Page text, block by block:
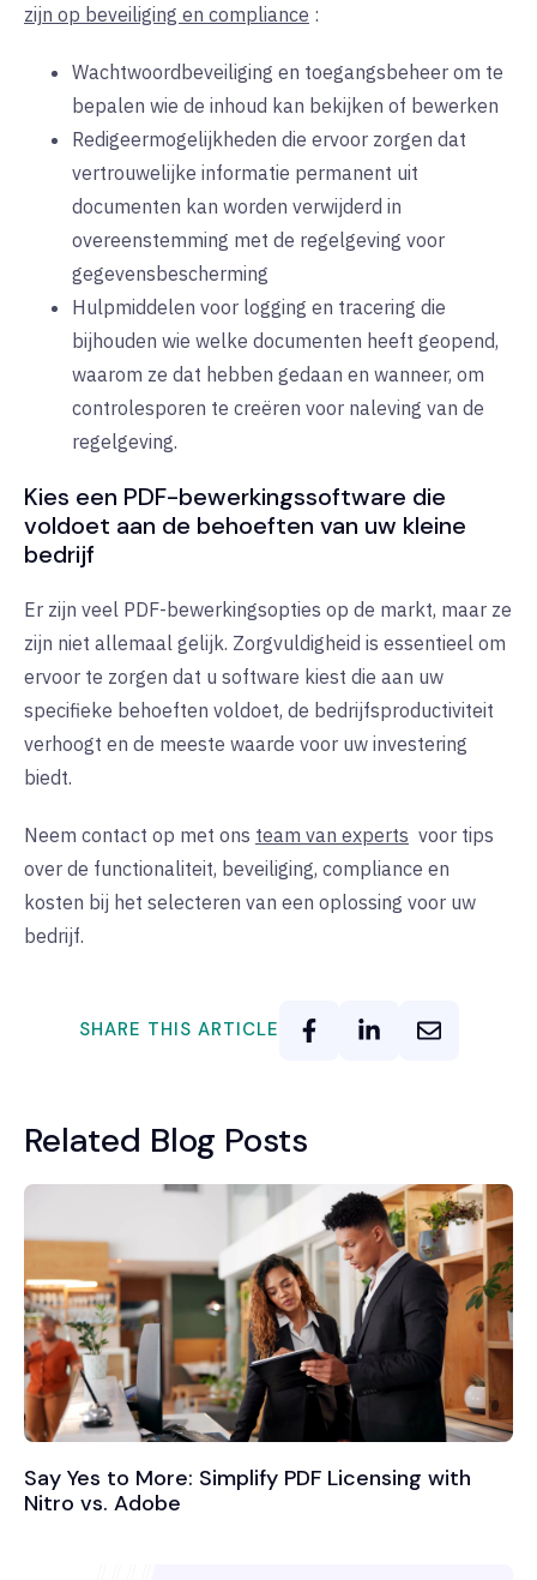
zijn op beveiliging en compliance :
Wachtwoordbeveiliging en toegangsbeheer om te
bepalen wie de inhoud kan bekijken of bewerken
Redigeermogelijkheden die ervoor zorgen dat
vertrouwelijke informatie permanent uit
documenten kan worden verwijderd in
overeenstemming met de regelgeving voor
gegevensbescherming
Hulpmiddelen voor logging en tracering die
bijhouden wie welke documenten heeft geopend,
waarom ze dat hebben gedaan en wanneer, om
controlesporen te creëren voor naleving van de
regelgeving.
Kies een PDF-bewerkingssoftware die
voldoet aan de behoeften van uw kleine
bedrijf
Er zijn veel PDF-bewerkingsopties op de markt, maar ze
zijn niet allemaal gelijk. Zorgvuldigheid is essentieel om
ervoor te zorgen dat u software kiest die aan uw
specifieke behoeften voldoet, de bedrijfsproductiviteit
verhoogt en de meeste waarde voor uw investering
biedt.
Neem contact op met ons team van experts voor tips
over de functionaliteit, beveiliging, compliance en
kosten bij het selecteren van een oplossing voor uw
bedrijf.
SHARE THIS ARTICLE
Related Blog Posts
Say Yes to More: Simplify PDF Licensing with
Nitro vs. Adobe